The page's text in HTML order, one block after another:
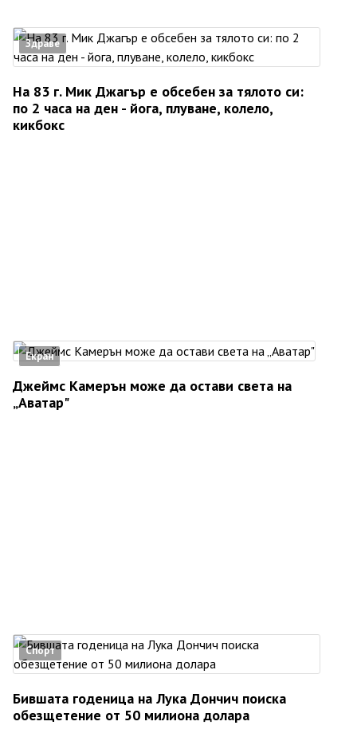
Здраве
На 83 г. Мик Джагър е обсебен за тялото си:
по 2 часа на ден - йога, плуване, колело,
кикбокс
Екран
Джеймс Камерън може да остави света на
„Аватар"
Спорт
Бившата годеница на Лука Дончич поиска
обезщетение от 50 милиона долара